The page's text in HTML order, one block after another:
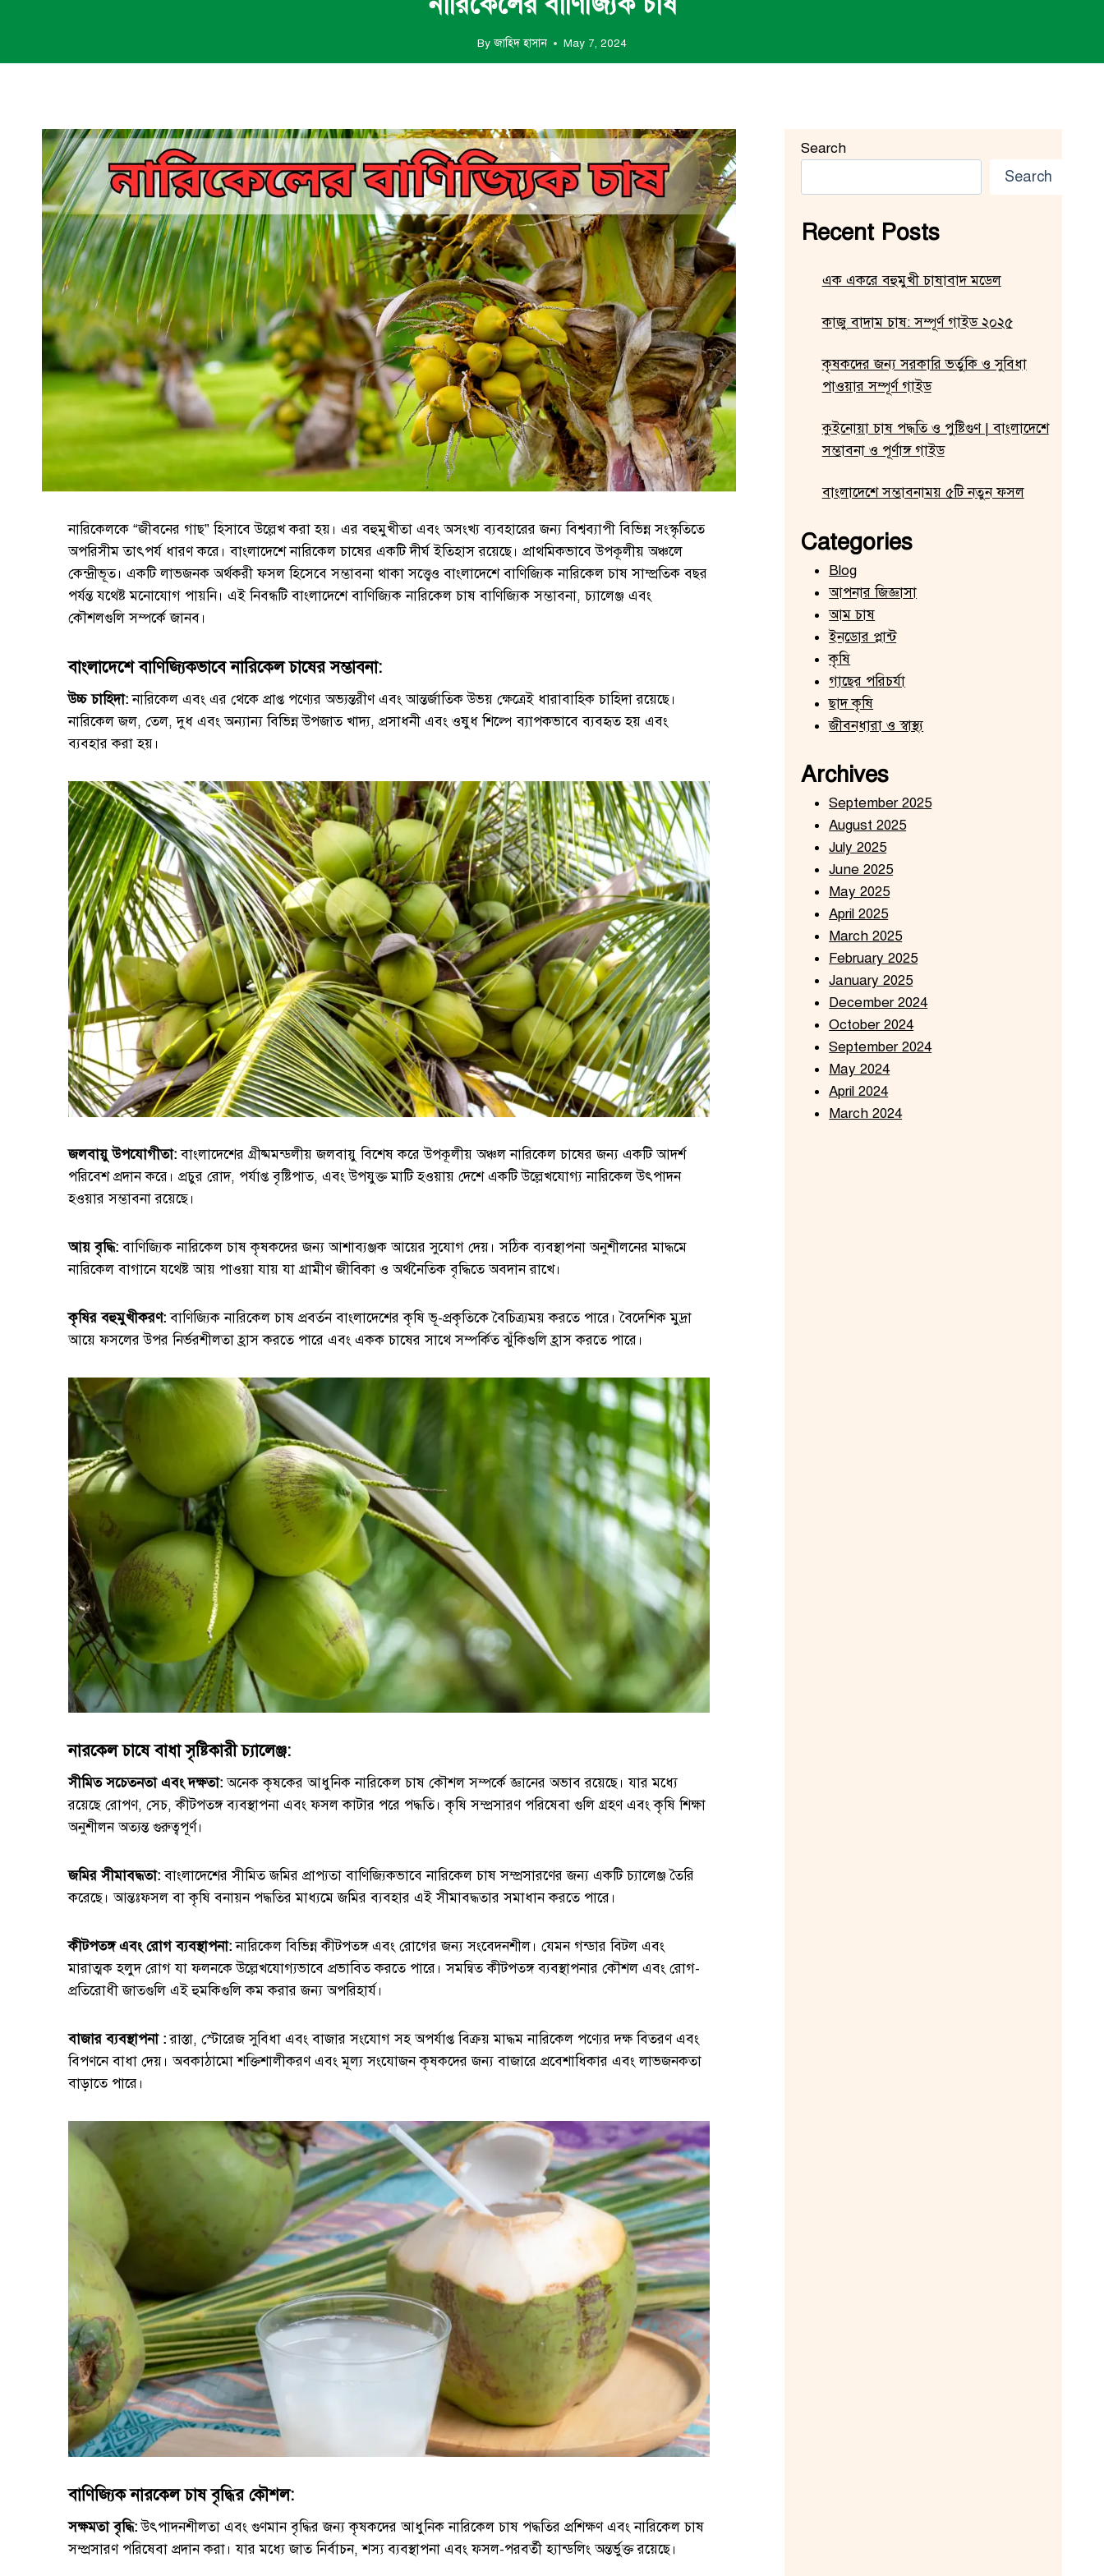
By জাহিদ হাসান May 7, 2024
নারিকেলকে “জীবনের গাছ” হিসাবে উল্লেখ করা হয়। এর বহুমুখীতা এবং অসংখ্য ব্যবহারের জন্য বিশ্বব্যাপী বিভিন্ন সংস্কৃতিতে
অপরিসীম তাৎপর্য ধারণ করে। বাংলাদেশে নারিকেল চাষের একটি দীর্ঘ ইতিহাস রয়েছে। প্রাথমিকভাবে উপকূলীয় অঞ্চলে
কেন্দ্রীভূত। একটি লাভজনক অর্থকরী ফসল হিসেবে সম্ভাবনা থাকা সত্ত্বেও বাংলাদেশে বাণিজ্যিক নারিকেল চাষ সাম্প্রতিক বছর
পর্যন্ত যথেষ্ট মনোযোগ পায়নি। এই নিবন্ধটি বাংলাদেশে বাণিজ্যিক নারিকেল চাষ বাণিজ্যিক সম্ভাবনা, চ্যালেঞ্জ এবং
কৌশলগুলি সম্পর্কে জানব।
বাংলাদেশে বাণিজ্যিকভাবে নারিকেল চাষের সম্ভাবনা:
উচ্চ চাহিদা:নারিকেল এবং এর থেকে প্রাপ্ত পণ্যের অভ্যন্তরীণ এবং আন্তর্জাতিক উভয় ক্ষেত্রেই ধারাবাহিক চাহিদা রয়েছে।
নারিকেল জল, তেল, দুধ এবং অন্যান্য বিভিন্ন উপজাত খাদ্য, প্রসাধনী এবং ওষুধ শিল্পে ব্যাপকভাবে ব্যবহৃত হয় এবং
ব্যবহার করা হয়।
জলবায়ু উপযোগীতা:বাংলাদেশের গ্রীষ্মমন্ডলীয় জলবায়ু বিশেষ করে উপকূলীয় অঞ্চল নারিকেল চাষের জন্য একটি আদর্শ
পরিবেশ প্রদান করে। প্রচুর রোদ, পর্যাপ্ত বৃষ্টিপাত, এবং উপযুক্ত মাটি হওয়ায় দেশে একটি উল্লেখযোগ্য নারিকেল উৎপাদন
হওয়ার সম্ভাবনা রয়েছে।
আয় বৃদ্ধি:বাণিজ্যিক নারিকেল চাষ কৃষকদের জন্য আশাব্যঞ্জক আয়ের সুযোগ দেয়। সঠিক ব্যবস্থাপনা অনুশীলনের মাদ্ধমে
নারিকেল বাগানে যথেষ্ট আয় পাওয়া যায় যা গ্রামীণ জীবিকা ও অর্থনৈতিক বৃদ্ধিতে অবদান রাখে।
কৃষির বহুমুখীকরণ:বাণিজ্যিক নারিকেল চাষ প্রবর্তন বাংলাদেশের কৃষি ভূ-প্রকৃতিকে বৈচিত্র্যময় করতে পারে। বৈদেশিক মুদ্রা
আয়ে ফসলের উপর নির্ভরশীলতা হ্রাস করতে পারে এবং একক চাষের সাথে সম্পর্কিত ঝুঁকিগুলি হ্রাস করতে পারে।
নারকেল চাষে বাধা সৃষ্টিকারী চ্যালেঞ্জ:
সীমিত সচেতনতা এবং দক্ষতা:অনেক কৃষকের আধুনিক নারিকেল চাষ কৌশল সম্পর্কে জ্ঞানের অভাব রয়েছে। যার মধ্যে
রয়েছে রোপণ, সেচ, কীটপতঙ্গ ব্যবস্থাপনা এবং ফসল কাটার পরে পদ্ধতি। কৃষি সম্প্রসারণ পরিষেবা গুলি গ্রহণ এবং কৃষি শিক্ষা
অনুশীলন অত্যন্ত গুরুত্বপূর্ণ।
জমির সীমাবদ্ধতা:বাংলাদেশের সীমিত জমির প্রাপ্যতা বাণিজ্যিকভাবে নারিকেল চাষ সম্প্রসারণের জন্য একটি চ্যালেঞ্জ তৈরি
করেছে। আন্তঃফসল বা কৃষি বনায়ন পদ্ধতির মাধ্যমে জমির ব্যবহার এই সীমাবদ্ধতার সমাধান করতে পারে।
কীটপতঙ্গ এবং রোগ ব্যবস্থাপনা:নারিকেল বিভিন্ন কীটপতঙ্গ এবং রোগের জন্য সংবেদনশীল। যেমন গন্ডার বিটল এবং
মারাত্মক হলুদ রোগ যা ফলনকে উল্লেখযোগ্যভাবে প্রভাবিত করতে পারে। সমন্বিত কীটপতঙ্গ ব্যবস্থাপনার কৌশল এবং রোগ-
প্রতিরোধী জাতগুলি এই হুমকিগুলি কম করার জন্য অপরিহার্য।
বাজার ব্যবস্থাপনা :রাস্তা, স্টোরেজ সুবিধা এবং বাজার সংযোগ সহ অপর্যাপ্ত বিক্রয় মাদ্ধম নারিকেল পণ্যের দক্ষ বিতরণ এবং
বিপণনে বাধা দেয়। অবকাঠামো শক্তিশালীকরণ এবং মূল্য সংযোজন কৃষকদের জন্য বাজারে প্রবেশাধিকার এবং লাভজনকতা
বাড়াতে পারে।
বাণিজ্যিক নারকেল চাষ বৃদ্ধির কৌশল:
সক্ষমতা বৃদ্ধি:উৎপাদনশীলতা এবং গুণমান বৃদ্ধির জন্য কৃষকদের আধুনিক নারিকেল চাষ পদ্ধতির প্রশিক্ষণ এবং নারিকেল চাষ
সম্প্রসারণ পরিষেবা প্রদান করা। যার মধ্যে জাত নির্বাচন, শস্য ব্যবস্থাপনা এবং ফসল-পরবর্তী হ্যান্ডলিং অন্তর্ভুক্ত রয়েছে।
Search
Search
Recent Posts
এক একরে বহুমুখী চাষাবাদ মডেল
কাজু বাদাম চাষ: সম্পূর্ণ গাইড ২০২৫
কৃষকদের জন্য সরকারি ভর্তুকি ও সুবিধা
পাওয়ার সম্পূর্ণ গাইড
কুইনোয়া চাষ পদ্ধতি ও পুষ্টিগুণ | বাংলাদেশে
সম্ভাবনা ও পূর্ণাঙ্গ গাইড
বাংলাদেশে সম্ভাবনাময় ৫টি নতুন ফসল
Categories
Blog
আপনার জিজ্ঞাসা
আম চাষ
ইনডোর প্লান্ট
কৃষি
গাছের পরিচর্যা
ছাদ কৃষি
জীবনধারা ও স্বাস্থ্য
Archives
September 2025
August 2025
July 2025
June 2025
May 2025
April 2025
March 2025
February 2025
January 2025
December 2024
October 2024
September 2024
May 2024
April 2024
March 2024